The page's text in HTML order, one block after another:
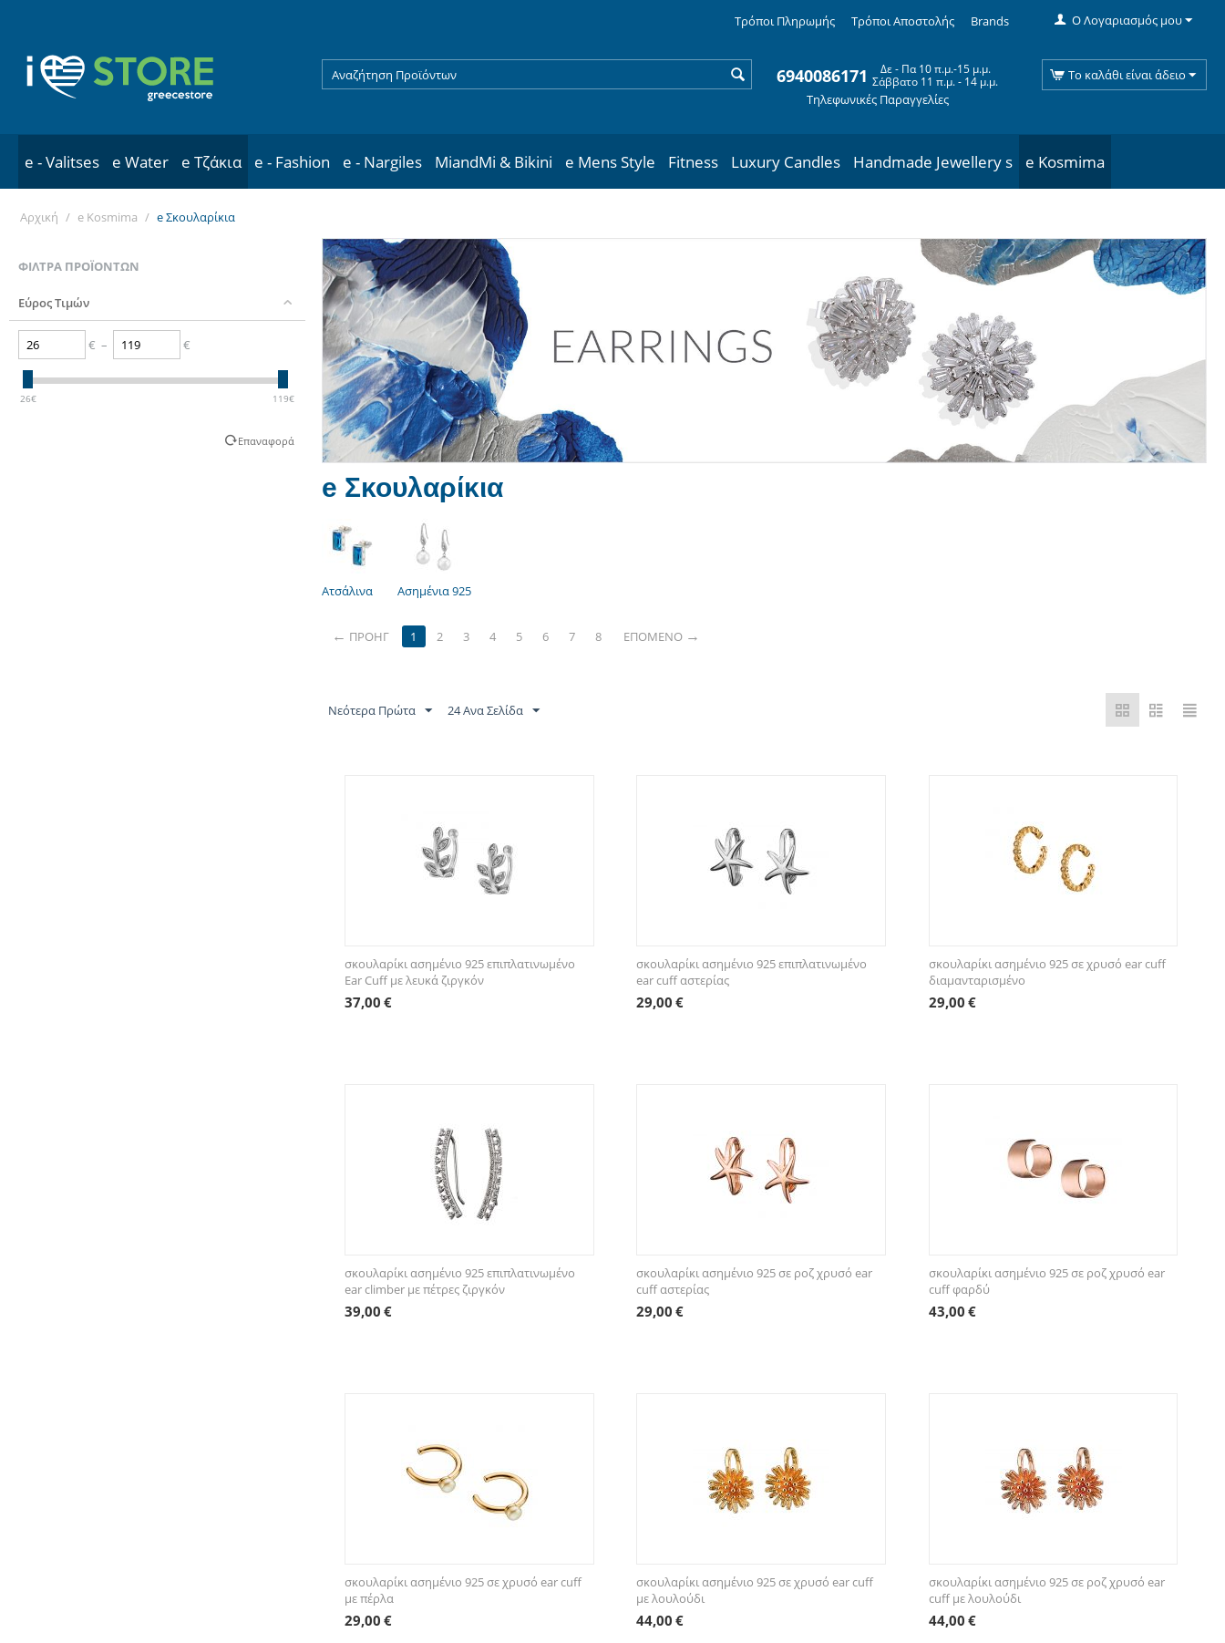
Ο Λογαριασμός μου
Τρόποι Πληρωμής Τρόποι Αποστολής Brands
6940086171
Δε - Πα 10 π.μ.-15 μ.μ.
Σάββατο 11 π.μ. - 14 μ.μ.
Τηλεφωνικές Παραγγελίες
Το καλάθι είναι άδειο
e - Valitses e Water e Τζάκια e - Fashion e - Nargiles MiandMi & Bikini e Mens Style Fitness Luxury Candles Handmade Jewellery s e Kosmima
Αρχική / e Kosmima / e Σκουλαρίκια
ΦΊΛΤΡΑ ΠΡΟΪΌΝΤΩΝ
Εύρος Τιμών
€ – €
26€ 119€
Επαναφορά
e Σκουλαρίκια
Ατσάλινα Ασημένια 925
ΠΡΟΗΓ 1 2 3 4 5 6 7 8 ΕΠΌΜΕΝΟ
Νεότερα Πρώτα 24 Ανα Σελίδα
σκουλαρίκι ασημένιο 925 επιπλατινωμένο
Ear Cuff με λευκά ζιργκόν
37,00 €
σκουλαρίκι ασημένιο 925 επιπλατινωμένο
ear cuff αστερίας
29,00 €
σκουλαρίκι ασημένιο 925 σε χρυσό ear cuff
διαμανταρισμένο
29,00 €
σκουλαρίκι ασημένιο 925 επιπλατινωμένο
ear climber με πέτρες ζιργκόν
39,00 €
σκουλαρίκι ασημένιο 925 σε ροζ χρυσό ear
cuff αστερίας
29,00 €
σκουλαρίκι ασημένιο 925 σε ροζ χρυσό ear
cuff φαρδύ
43,00 €
σκουλαρίκι ασημένιο 925 σε χρυσό ear cuff
με πέρλα
29,00 €
σκουλαρίκι ασημένιο 925 σε χρυσό ear cuff
με λουλούδι
44,00 €
σκουλαρίκι ασημένιο 925 σε ροζ χρυσό ear
cuff με λουλούδι
44,00 €